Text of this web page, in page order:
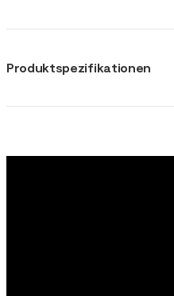
Produktspezifikationen